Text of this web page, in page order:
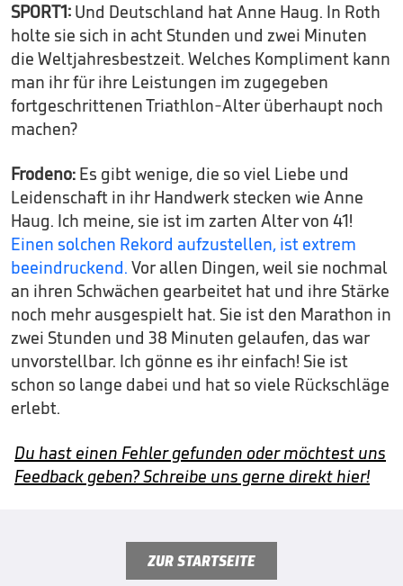
SPORT1: Und Deutschland hat Anne Haug. In Roth
holte sie sich in acht Stunden und zwei Minuten
die Weltjahresbestzeit. Welches Kompliment kann
man ihr für ihre Leistungen im zugegeben
fortgeschrittenen Triathlon-Alter überhaupt noch
machen?
Frodeno: Es gibt wenige, die so viel Liebe und
Leidenschaft in ihr Handwerk stecken wie Anne
Haug. Ich meine, sie ist im zarten Alter von 41!
Einen solchen Rekord aufzustellen, ist extrem
beeindruckend. Vor allen Dingen, weil sie nochmal
an ihren Schwächen gearbeitet hat und ihre Stärke
noch mehr ausgespielt hat. Sie ist den Marathon in
zwei Stunden und 38 Minuten gelaufen, das war
unvorstellbar. Ich gönne es ihr einfach! Sie ist
schon so lange dabei und hat so viele Rückschläge
erlebt.
Du hast einen Fehler gefunden oder möchtest uns
Feedback geben? Schreibe uns gerne direkt hier!
ZUR STARTSEITE